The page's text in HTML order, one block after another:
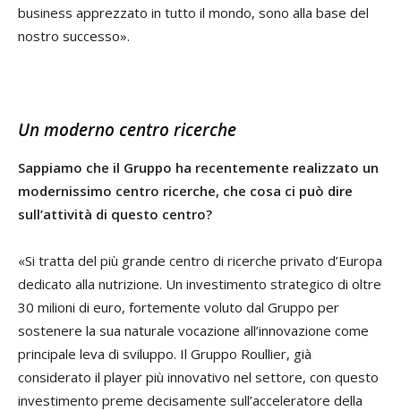
business apprezzato in tutto il mondo, sono alla base del
nostro successo».
Un moderno centro ricerche
Sappiamo che il Gruppo ha recentemente realizzato un
modernissimo centro ricerche, che cosa ci può dire
sull’attività di questo centro?
«Si tratta del più grande centro di ricerche privato d’Europa
dedicato alla nutrizione. Un investimento strategico di oltre
30 milioni di euro, fortemente voluto dal Gruppo per
sostenere la sua naturale vocazione all’innovazione come
principale leva di sviluppo. Il Gruppo Roullier, già
considerato il player più innovativo nel settore, con questo
investimento preme decisamente sull’acceleratore della